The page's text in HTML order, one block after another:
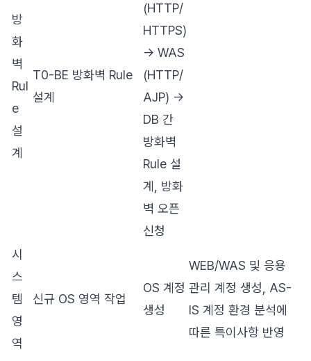
방
화
벽
Rul
e
설
계
T0-BE 방화벽 Rule
설계
(HTTP/
HTTPS)
→ WAS
(HTTP/
AJP) →
DB 간
방화벽
Rule 설
계, 방화
벽 오픈
신청
시
스
템
영
역
신규 OS 영역 작업
OS 계정
생성
WEB/WAS 및 응용
관리 계정 생성, AS-
IS 계정 환경 분석에
따른 특이사항 반영